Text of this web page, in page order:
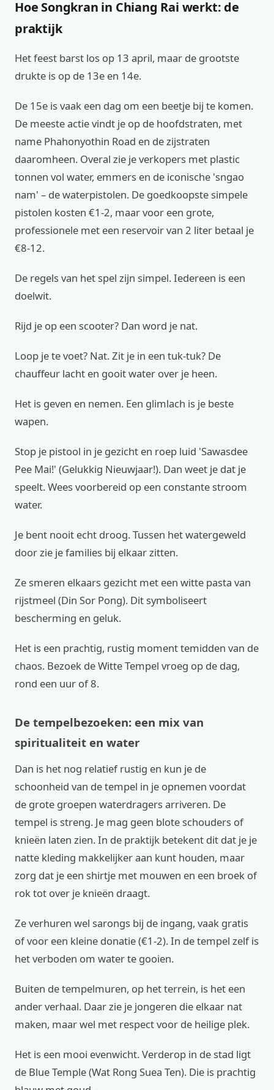
Hoe Songkran in Chiang Rai werkt: de
praktijk
Het feest barst los op 13 april, maar de grootste
drukte is op de 13e en 14e.
De 15e is vaak een dag om een beetje bij te komen.
De meeste actie vindt je op de hoofdstraten, met
name Phahonyothin Road en de zijstraten
daaromheen. Overal zie je verkopers met plastic
tonnen vol water, emmers en de iconische 'sngao
nam' – de waterpistolen. De goedkoopste simpele
pistolen kosten €1-2, maar voor een grote,
professionele met een reservoir van 2 liter betaal je
€8-12.
De regels van het spel zijn simpel. Iedereen is een
doelwit.
Rijd je op een scooter? Dan word je nat.
Loop je te voet? Nat. Zit je in een tuk-tuk? De
chauffeur lacht en gooit water over je heen.
Het is geven en nemen. Een glimlach is je beste
wapen.
Stop je pistool in je gezicht en roep luid 'Sawasdee
Pee Mai!' (Gelukkig Nieuwjaar!). Dan weet je dat je
speelt. Wees voorbereid op een constante stroom
water.
Je bent nooit echt droog. Tussen het watergeweld
door zie je families bij elkaar zitten.
Ze smeren elkaars gezicht met een witte pasta van
rijstmeel (Din Sor Pong). Dit symboliseert
bescherming en geluk.
Het is een prachtig, rustig moment temidden van de
chaos. Bezoek de Witte Tempel vroeg op de dag,
rond een uur of 8.
De tempelbezoeken: een mix van
spiritualiteit en water
Dan is het nog relatief rustig en kun je de
schoonheid van de tempel in je opnemen voordat
de grote groepen waterdragers arriveren. De
tempel is streng. Je mag geen blote schouders of
knieën laten zien. In de praktijk betekent dit dat je je
natte kleding makkelijker aan kunt houden, maar
zorg dat je een shirtje met mouwen en een broek of
rok tot over je knieën draagt.
Ze verhuren wel sarongs bij de ingang, vaak gratis
of voor een kleine donatie (€1-2). In de tempel zelf is
het verboden om water te gooien.
Buiten de tempelmuren, op het terrein, is het een
ander verhaal. Daar zie je jongeren die elkaar nat
maken, maar wel met respect voor de heilige plek.
Het is een mooi evenwicht. Verderop in de stad ligt
de Blue Temple (Wat Rong Suea Ten). Die is prachtig